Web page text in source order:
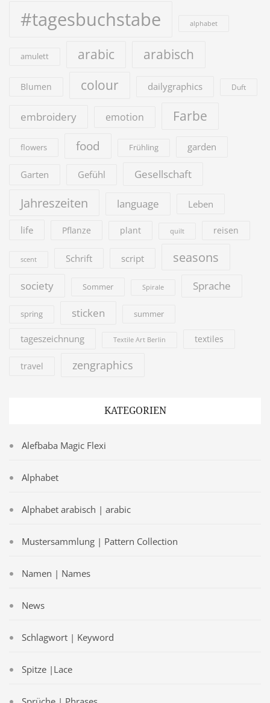
#tagesbuchstabe
alphabet
amulett arabic arabisch
Blumen colour dailygraphics Duft
embroidery emotion Farbe
flowers food Frühling garden
Garten Gefühl Gesellschaft
Jahreszeiten language Leben
life Pflanze plant quilt reisen
scent Schrift script seasons
society Sommer Spirale Sprache
spring sticken summer
tageszeichnung Textile Art Berlin textiles
travel zengraphics
KATEGORIEN
Alefbaba Magic Flexi
Alphabet
Alphabet arabisch | arabic
Mustersammlung | Pattern Collection
Namen | Names
News
Schlagwort | Keyword
Spitze |Lace